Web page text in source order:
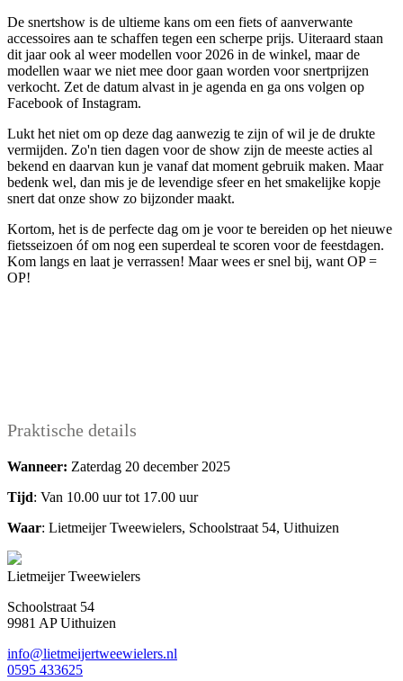
De snertshow is de ultieme kans om een fiets of aanverwante
accessoires aan te schaffen tegen een scherpe prijs. Uiteraard staan
dit jaar ook al weer modellen voor 2026 in de winkel, maar de
modellen waar we niet mee door gaan worden voor snertprijzen
verkocht. Zet de datum alvast in je agenda en ga ons volgen op
Facebook of Instagram.
Lukt het niet om op deze dag aanwezig te zijn of wil je de drukte
vermijden. Zo'n tien dagen voor de show zijn de meeste acties al
bekend en daarvan kun je vanaf dat moment gebruik maken. Maar
bedenk wel, dan mis je de levendige sfeer en het smakelijke kopje
snert dat onze show zo bijzonder maakt.
Kortom, het is de perfecte dag om je voor te bereiden op het nieuwe
fietsseizoen óf om nog een superdeal te scoren voor de feestdagen.
Kom langs en laat je verrassen! Maar wees er snel bij, want OP =
OP!
Praktische details
Wanneer: Zaterdag 20 december 2025
Tijd: Van 10.00 uur tot 17.00 uur
Waar: Lietmeijer Tweewielers, Schoolstraat 54, Uithuizen
Lietmeijer Tweewielers
Schoolstraat 54
9981 AP Uithuizen
info@lietmeijertweewielers.nl
0595 433625